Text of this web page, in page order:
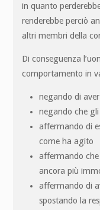
in quanto
renderebbe perciò
altri membri della
Di conseguenza
comportamento in
negando di
negando che
affermando di
come ha agito
affermando
ancora più
affermando di
spostando la